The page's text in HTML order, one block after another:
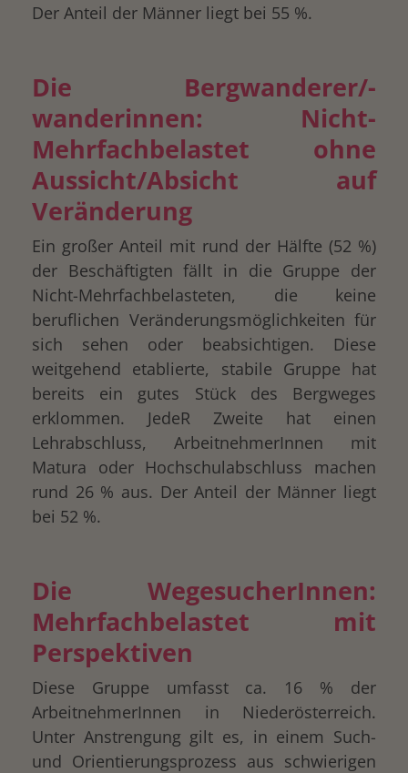
Der Anteil der Männer liegt bei 55 %.
Die Bergwanderer/-
wanderinnen: Nicht-
Mehrfachbelastet ohne
Aussicht/Absicht auf
Veränderung
Ein großer Anteil mit rund der Hälfte (52 %)
der Beschäftigten fällt in die Gruppe der
Nicht-Mehrfachbelasteten, die keine
beruflichen Veränderungsmöglichkeiten für
sich sehen oder beabsichtigen. Diese
weitgehend etablierte, stabile Gruppe hat
bereits ein gutes Stück des Bergweges
erklommen. JedeR Zweite hat einen
Lehrabschluss, ArbeitnehmerInnen mit
Matura oder Hochschulabschluss machen
rund 26 % aus. Der Anteil der Männer liegt
bei 52 %.
Die WegesucherInnen:
Mehrfachbelastet mit
Perspektiven
Diese Gruppe umfasst ca. 16 % der
ArbeitnehmerInnen in Niederösterreich.
Unter Anstrengung gilt es, in einem Such-
und Orientierungsprozess aus schwierigen